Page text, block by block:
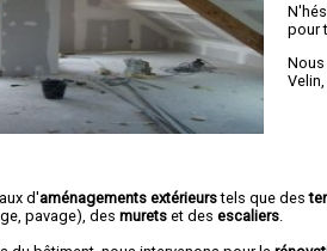
pour
Velin
d'aménagements extérieurstels que des
pavage), des murets et des escaliers